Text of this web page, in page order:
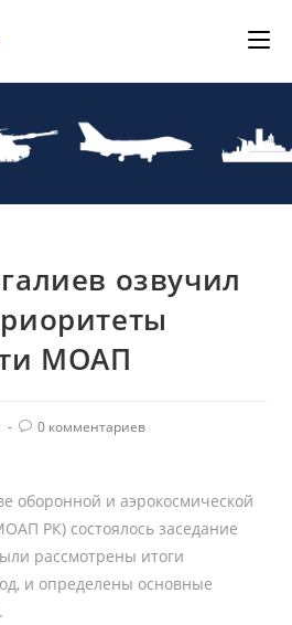
озвучил
МОАП
Комментарии
0 комментариев
оборонной и аэрокосмической
РК) состоялось заседание
рассмотрены итоги
и определены основные